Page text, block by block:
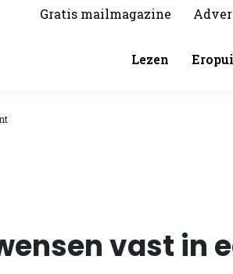
Gratis mailmagazine
Lezen
vast in